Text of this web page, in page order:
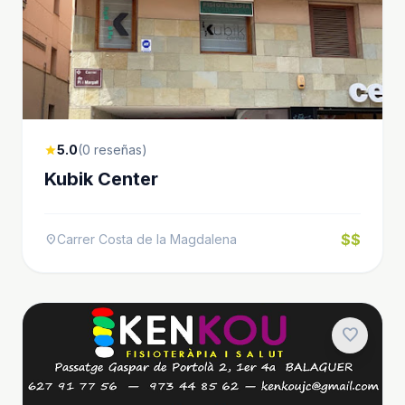
star5.0(0 reseñas)
Kubik Center
location_onCarrer Costa de la Magdalena $$
favorite